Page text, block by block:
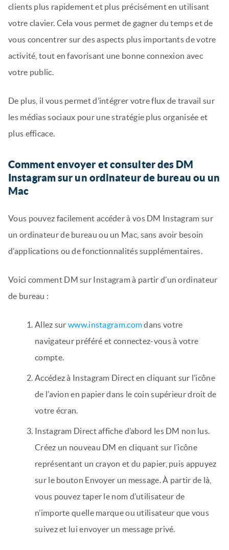
clients plus rapidement et plus précisément en utilisant
votre clavier. Cela vous permet de gagner du temps et de
vous concentrer sur des aspects plus importants de votre
activité, tout en favorisant une bonne connexion avec
votre public.
De plus, il vous permet d’intégrer votre flux de travail sur
les médias sociaux pour une stratégie plus organisée et
plus efficace.
Comment envoyer et consulter des DM
Instagram sur un ordinateur de bureau ou un
Mac
Vous pouvez facilement accéder à vos DM Instagram sur
un ordinateur de bureau ou un Mac, sans avoir besoin
d’applications ou de fonctionnalités supplémentaires.
Voici comment DM sur Instagram à partir d’un ordinateur
de bureau :
Allez sur www.instagram.comdans votre
navigateur préféré et connectez-vous à votre
compte.
Accédez à Instagram Direct en cliquant sur l’icône
de l’avion en papier dans le coin supérieur droit de
votre écran.
Instagram Direct affiche d’abord les DM non lus.
Créez un nouveau DM en cliquant sur l’icône
représentant un crayon et du papier, puis appuyez
sur le bouton Envoyer un message. À partir de là,
vous pouvez taper le nom d’utilisateur de
n’importe quelle marque ou utilisateur que vous
suivez et lui envoyer un message privé.